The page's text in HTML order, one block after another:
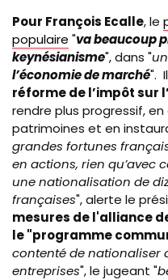
Pour François Ecalle, le
populaire "va beaucoup
keynésianisme", dans "
l’économie de marché".
réforme de l’impôt sur
rendre plus progressif,
patrimoines et en
grandes fortunes
en actions, rien qu’avec
une nationalisation de
françaises", alerte le
mesures de l'alliance
le "programme
contenté de nationaliser
entreprises", le jugeant "